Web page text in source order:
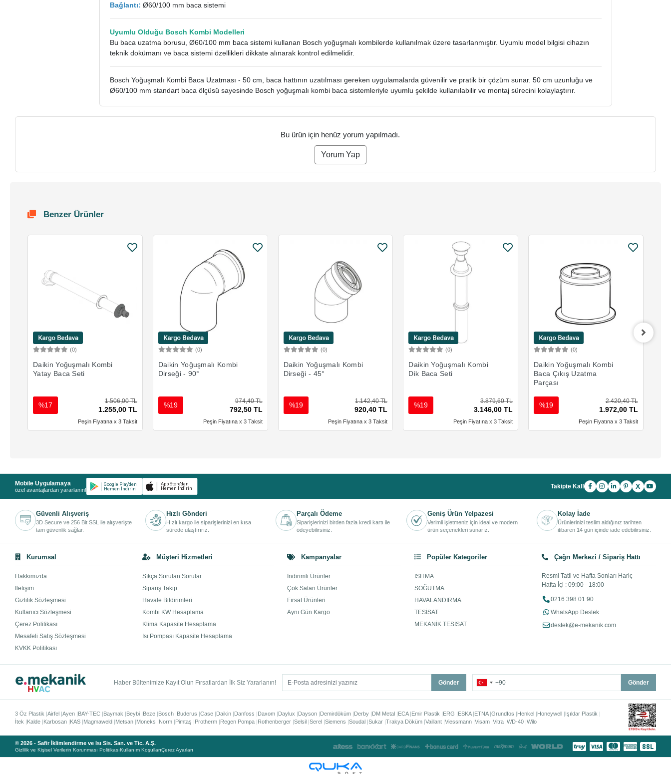
Bağlantı: Ø60/100 mm baca sistemi
Uyumlu Olduğu Bosch Kombi Modelleri
Bu baca uzatma borusu, Ø60/100 mm baca sistemi kullanan Bosch yoğuşmalı kombilerde kullanılmak üzere tasarlanmıştır. Uyumlu model bilgisi cihazın
teknik dokümanı ve baca sistemi özellikleri dikkate alınarak kontrol edilmelidir.
Bosch Yoğuşmalı Kombi Baca Uzatması - 50 cm, baca hattının uzatılması gereken uygulamalarda güvenilir ve pratik bir çözüm sunar. 50 cm uzunluğu ve
Ø60/100 mm standart baca ölçüsü sayesinde Bosch yoğuşmalı kombi baca sistemleriyle uyumlu şekilde kullanılabilir ve montaj sürecini kolaylaştırır.
Bu ürün için henüz yorum yapılmadı.
Yorum Yap
Benzer Ürünler
(0)
Daikin Yoğuşmalı Kombi
Yatay Baca Seti
1.506,00 TL
1.255,00 TL
%17
Peşin Fiyatına x 3 Taksit
(0)
Daikin Yoğuşmalı Kombi
Dirseği - 90°
974,40 TL
792,50 TL
%19
Peşin Fiyatına x 3 Taksit
(0)
Daikin Yoğuşmalı Kombi
Dirseği - 45°
1.142,40 TL
920,40 TL
%19
Peşin Fiyatına x 3 Taksit
(0)
Daikin Yoğuşmalı Kombi
Dik Baca Seti
3.879,60 TL
3.146,00 TL
%19
Peşin Fiyatına x 3 Taksit
(0)
Daikin Yoğuşmalı Kombi
Baca Çıkış Uzatma
Parçası
2.420,40 TL
1.972,00 TL
%19
Peşin Fiyatına x 3 Taksit
Mobile Uygulamaya
özel avantajlardan yararlanın! Takipte Kal! X
Güvenli Alışveriş
3D Secure ve 256 Bit SSL ile alışverişte
tam güvenlik sağlar.
Hızlı Gönderi
Hızlı kargo ile siparişlerinizi en kısa
sürede ulaştırırız.
Parçalı Ödeme
Siparişlerinizi birden fazla kredi kartı ile
ödeyebilirsiniz.
Geniş Ürün Yelpazesi
Verimli işletmeniz için ideal ve modern
ürün seçenekleri sunarız.
Kolay İade
Ürünlerinizi teslim aldığınız tarihten
itibaren 14 gün içinde iade edebilirsiniz.
Kurumsal
Hakkımızda
İletişim
Gizlilik Sözleşmesi
Kullanıcı Sözleşmesi
Çerez Politikası
Mesafeli Satış Sözleşmesi
KVKK Politikası
Müşteri Hizmetleri
Sıkça Sorulan Sorular
Sipariş Takip
Havale Bildirimleri
Kombi KW Hesaplama
Klima Kapasite Hesaplama
Isı Pompası Kapasite Hesaplama
Kampanyalar
İndirimli Ürünler
Çok Satan Ürünler
Fırsat Ürünleri
Aynı Gün Kargo
Popüler Kategoriler
ISITMA
SOĞUTMA
HAVALANDIRMA
TESİSAT
MEKANİK TESİSAT
Çağrı Merkezi / Sipariş Hattı
Resmi Tatil ve Hafta Sonları Hariç
Hafta İçi : 09:00 - 18:00
0216 398 01 90
WhatsApp Destek
destek@e-mekanik.com
Haber Bültenimize Kayıt Olun Fırsatlardan İlk Siz Yararlanın! Gönder Gönder
3 Öz Plastik Airfel Ayen BAY-TEC Baymak Beybi Beze Bosch Buderus Case Daikin Danfoss Daxom Daylux Dayson Demirdöküm Derby DM Metal ECA Emir Plastik ERG ESKA ETNA Grundfos Henkel Honeywell Işıldar Plastik
İtek
Kalde Karbosan KAS Magmaweld Metsan Moneks Norm Pimtaş Protherm Regen Pompa Rothenberger Selsil Serel Siemens Soudal Sukar Trakya Döküm Vaillant Viessmann Visam Vitra WD-40 Wilo
© 2026 - Safir İklimlendirme ve Isı Sis. San. ve Tic. A.Ş.
Gizlilik ve Kişisel Verilerin Korunması PolitikasıKullanım KoşullarıÇerez Ayarları